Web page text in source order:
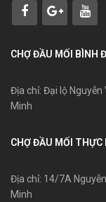
CHỢ ĐẦU MỐI BÌNH
Địa chỉ: Đại lộ
Minh
CHỢ ĐẦU MỐI THỰC
Địa chỉ: 14/7A
Minh